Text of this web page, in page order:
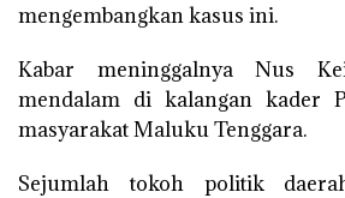
mengembangkan kasus ini.
Kabar meninggalnya Nus
mendalam di kalangan kader
masyarakat Maluku Tenggara.
Sejumlah tokoh politik